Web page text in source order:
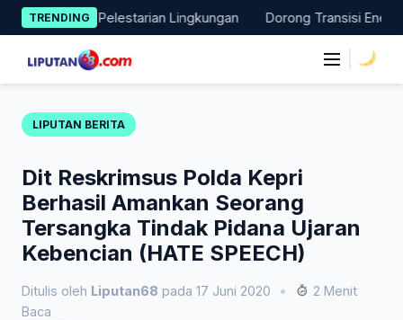
Skip
to
content
TRENDING
Pelestarian Lingkungan Dorong Transisi Energi di NTT,
LIPUTAN BERITA
Dit Reskrimsus Polda Kepri
Berhasil Amankan Seorang
Tersangka Tindak Pidana Ujaran
Kebencian (HATE SPEECH)
Ditulis oleh Liputan68 pada 17 Juni 2020 •
2 Menit
Baca